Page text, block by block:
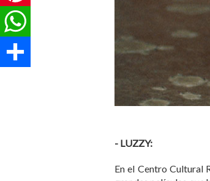
- LUZZY:
En el Centro Cultural